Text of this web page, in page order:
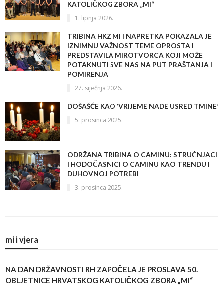
KATOLIČKOG ZBORA „MI“
1. lipnja 2026.
TRIBINA HKZ MI I NAPRETKA POKAZALA JE
IZNIMNU VAŽNOST TEME OPROSTA I
PREDSTAVILA MIROTVORCA KOJI MOŽE
POTAKNUTI SVE NAS NA PUT PRAŠTANJA I
POMIRENJA
27. siječnja 2026.
DOŠAŠĆE KAO ‘VRIJEME NADE USRED TMINE’
5. prosinca 2025.
ODRŽANA TRIBINA O CAMINU: STRUČNJACI
I HODOČASNICI O CAMINU KAO TRENDU I
DUHOVNOJ POTREBI
3. prosinca 2025.
mi i vjera
NA DAN DRŽAVNOSTI RH ZAPOČELA JE PROSLAVA 50.
OBLJETNICE HRVATSKOG KATOLIČKOG ZBORA „MI“